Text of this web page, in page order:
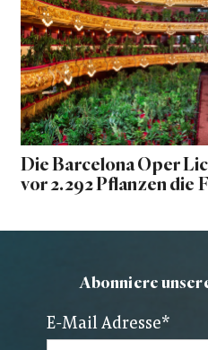
Die Barcelona Oper
vor 2.292 Pflanzen die
Abonniere
E-Mail Adresse*